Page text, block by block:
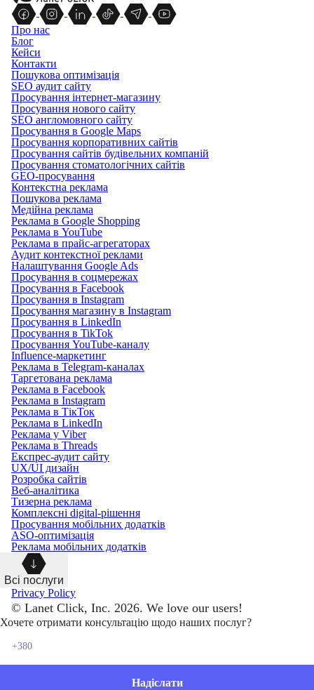
Про нас
Блог
Кейси
Контакти
Пошукова оптимізація
SEO аудит сайту
Просування інтернет-магазину
Просування нового сайту
SEO англомовного сайту
Просування в Google Maps
Просування корпоративних сайтів
Просування сайтів будівельних компаній
Просування стоматологічних сайтів
GEO-просування
Контекстна реклама
Пошукова реклама
Медійна реклама
Реклама в Google Shopping
Реклама в YouTube
Реклама в прайс-агрегаторах
Аудит контекстної реклами
Налаштування Google Ads
Просування в соцмережах
Просування в Facebook
Просування в Instagram
Просування магазину в Instagram
Просування в LinkedIn
Просування в TikTok
Просування YouTube-каналу
Influence-маркетинг
Реклама в Telegram-каналах
Таргетована реклама
Реклама в Facebook
Реклама в Instagram
Реклама в ТікТок
Реклама в LinkedIn
Реклама у Viber
Реклама в Threads
Експрес-аудит сайту
UX/UI дизайн
Розробка сайтів
Веб-аналітика
Тизерна реклама
Комплексні digital-рішення
Просування мобільних додатків
ASO-оптимізація
Реклама мобільних додатків
Всі послуги
Privacy Policy
© Lanet Click, Inc. 2026. We love our users!
Хочете отримати консультацію щодо наших послуг?
Надіслати